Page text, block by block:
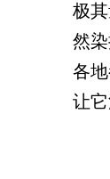
极
然
各
让